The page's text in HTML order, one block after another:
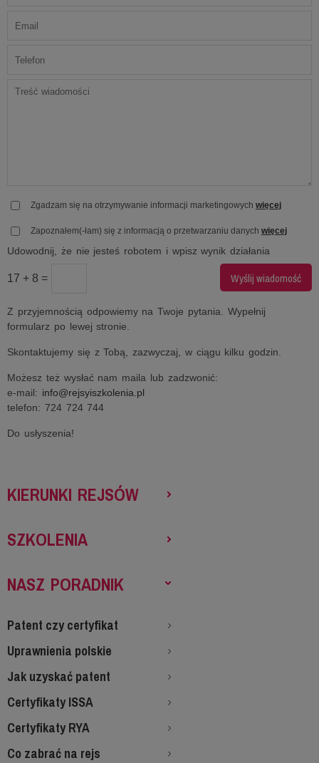
Zgadzam się na otrzymywanie informacji marketingowych więcej
Zapoznałem(-łam) się z informacją o przetwarzaniu danych więcej
Udowodnij, że nie jesteś robotem i wpisz wynik działania
17 + 8 =
Z przyjemnością odpowiemy na Twoje pytania. Wypełnij
formularz po lewej stronie.
Skontaktujemy się z Tobą, zazwyczaj, w ciągu kilku godzin.
Możesz też wysłać nam maila lub zadzwonić:
e-mail: info@rejsyiszkolenia.pl
telefon: 724 724 744
Do usłyszenia!
KIERUNKI REJSÓW
SZKOLENIA
NASZ PORADNIK
Patent czy certyfikat
Uprawnienia polskie
Jak uzyskać patent
Certyfikaty ISSA
Certyfikaty RYA
Co zabrać na rejs